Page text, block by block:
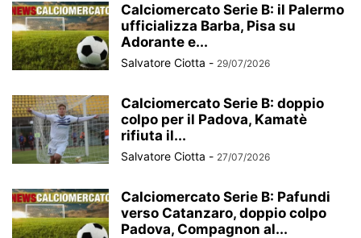
Calciomercato Serie B: il Palermo
ufficializza Barba, Pisa su
Adorante e...
Salvatore Ciotta - 29/07/2026
Calciomercato Serie B: doppio
colpo per il Padova, Kamatè
rifiuta il...
Salvatore Ciotta - 27/07/2026
Calciomercato Serie B: Pafundi
verso Catanzaro, doppio colpo
Padova, Compagnon al...